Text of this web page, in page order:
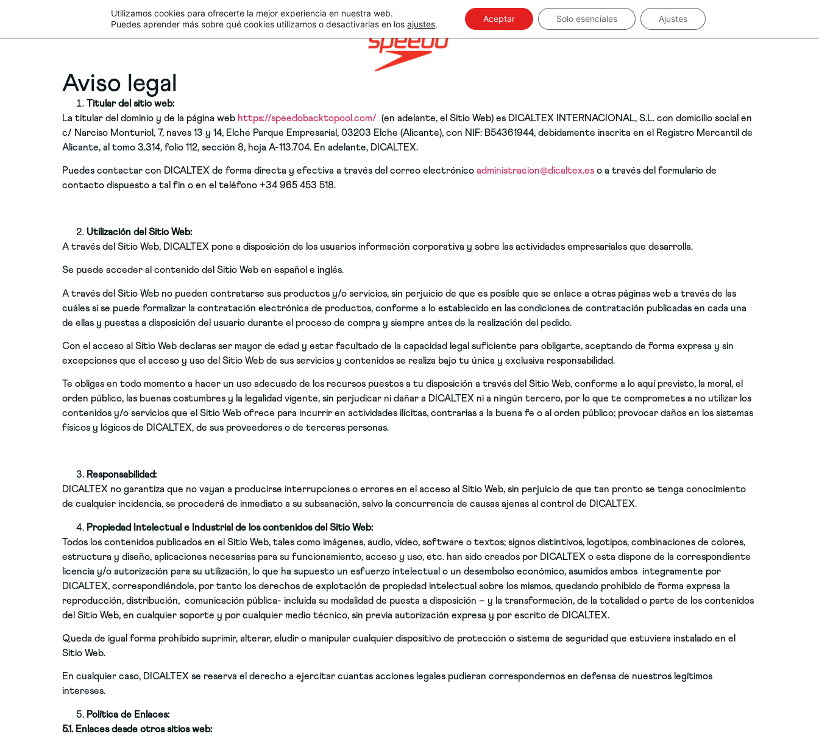
Aviso legal
Titular del sitio web:
La titular del dominio y de la página web https://speedobacktopool.com/ (en adelante, el Sitio Web) es DICALTEX INTERNACIONAL, S.L. con domicilio social en
c/ Narciso Monturiol, 7, naves 13 y 14, Elche Parque Empresarial, 03203 Elche (Alicante), con NIF: B54361944, debidamente inscrita en el Registro Mercantil de
Alicante, al tomo 3.314, folio 112, sección 8, hoja A-113.704. En adelante, DICALTEX.
Puedes contactar con DICALTEX de forma directa y efectiva a través del correo electrónico administracion@dicaltex.es o a través del formulario de
contacto dispuesto a tal fin o en el teléfono +34 965 453 518.
Utilización del Sitio Web:
A través del Sitio Web, DICALTEX pone a disposición de los usuarios información corporativa y sobre las actividades empresariales que desarrolla.
Se puede acceder al contenido del Sitio Web en español e inglés.
A través del Sitio Web no pueden contratarse sus productos y/o servicios, sin perjuicio de que es posible que se enlace a otras páginas web a través de las
cuáles sí se puede formalizar la contratación electrónica de productos, conforme a lo establecido en las condiciones de contratación publicadas en cada una
de ellas y puestas a disposición del usuario durante el proceso de compra y siempre antes de la realización del pedido.
Con el acceso al Sitio Web declaras ser mayor de edad y estar facultado de la capacidad legal suficiente para obligarte, aceptando de forma expresa y sin
excepciones que el acceso y uso del Sitio Web de sus servicios y contenidos se realiza bajo tu única y exclusiva responsabilidad.
Te obligas en todo momento a hacer un uso adecuado de los recursos puestos a tu disposición a través del Sitio Web, conforme a lo aquí previsto, la moral, el
orden público, las buenas costumbres y la legalidad vigente, sin perjudicar ni dañar a DICALTEX ni a ningún tercero, por lo que te comprometes a no utilizar los
contenidos y/o servicios que el Sitio Web ofrece para incurrir en actividades ilícitas, contrarias a la buena fe o al orden público; provocar daños en los sistemas
físicos y lógicos de DICALTEX, de sus proveedores o de terceras personas.
Responsabilidad:
DICALTEX no garantiza que no vayan a producirse interrupciones o errores en el acceso al Sitio Web, sin perjuicio de que tan pronto se tenga conocimiento
de cualquier incidencia, se procederá de inmediato a su subsanación, salvo la concurrencia de causas ajenas al control de DICALTEX.
Propiedad Intelectual e Industrial de los contenidos del Sitio Web:
Todos los contenidos publicados en el Sitio Web, tales como imágenes, audio, vídeo, software o textos; signos distintivos, logotipos, combinaciones de colores,
estructura y diseño, aplicaciones necesarias para su funcionamiento, acceso y uso, etc. han sido creados por DICALTEX o esta dispone de la correspondiente
licencia y/o autorización para su utilización, lo que ha supuesto un esfuerzo intelectual o un desembolso económico, asumidos ambos íntegramente por
DICALTEX, correspondiéndole, por tanto los derechos de explotación de propiedad intelectual sobre los mismos, quedando prohibido de forma expresa la
reproducción, distribución, comunicación pública- incluida su modalidad de puesta a disposición – y la transformación, de la totalidad o parte de los contenidos
del Sitio Web, en cualquier soporte y por cualquier medio técnico, sin previa autorización expresa y por escrito de DICALTEX.
Queda de igual forma prohibido suprimir, alterar, eludir o manipular cualquier dispositivo de protección o sistema de seguridad que estuviera instalado en el
Sitio Web.
En cualquier caso, DICALTEX se reserva el derecho a ejercitar cuantas acciones legales pudieran correspondernos en defensa de nuestros legítimos
intereses.
Política de Enlaces:
5.1. Enlaces desde otros sitios web:
Utilizamos cookies para ofrecerte la mejor experiencia en nuestra web.
Puedes aprender más sobre qué cookies utilizamos o desactivarlas en losajustes.
Aceptar Solo esenciales Ajustes